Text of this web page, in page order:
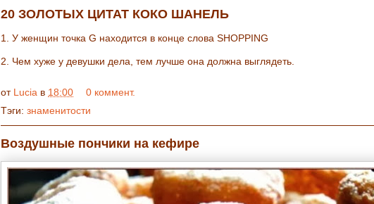
20 ЗОЛОТЫХ ЦИТАТ КОКО ШАНЕЛЬ
1. У женщин точка G находится в конце слова SHOPPING
2. Чем хуже у девушки дела, тем лучше она должна выглядеть.
от Lucia в 18:00
0 коммент.
Тэги: знаменитости
Воздушные пончики на кефире